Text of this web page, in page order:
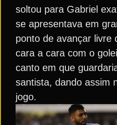
soltou para Gabriel
se apresentava em
ponto de avançar livre
cara a cara com o
canto em que
santista, dando assim
jogo.